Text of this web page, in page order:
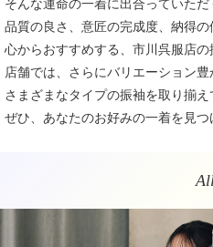
そんな運命の一着に出合っていた
品質の良さ、意匠の完成度、納得
心からおすすめする、市川呉服店の
店舗では、さらにバリエーション豊
さまざまなタイプの振袖を取り揃え
ぜひ、あなたのお好みの一着を見つ